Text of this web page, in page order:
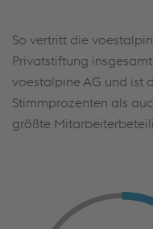
So vertritt die
Privatstiftung
voestalpine AG und ist
Stimmprozenten als
größte